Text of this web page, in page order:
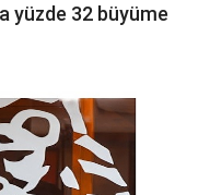
yüzde 32 büyüme